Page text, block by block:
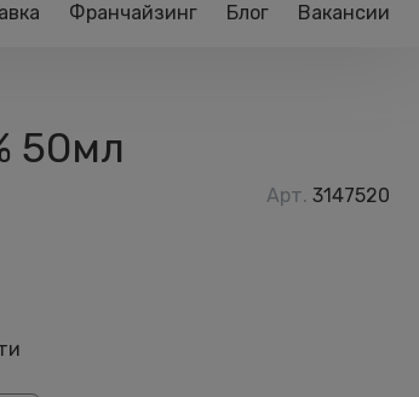
Франчайзинг Блог Вакансии
50мл
Арт. 3147520